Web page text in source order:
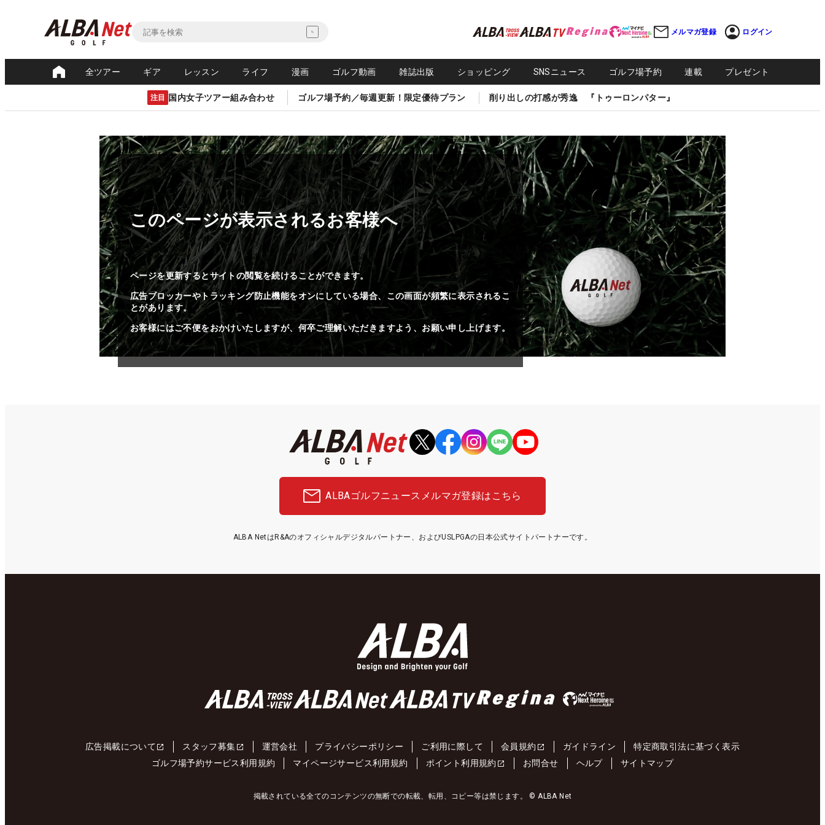
メルマガ登録 ログイン
全ツアー ギア レッスン ライフ 漫画 ゴルフ動画 雑誌出版 ショッピング SNSニュース ゴルフ場予約 連載 プレゼント
注目 国内女子ツアー組み合わせ ゴルフ場予約／毎週更新！限定優待プラン 削り出しの打感が秀逸 『トゥーロンパター』
このページが表示されるお客様へ
ページを更新するとサイトの閲覧を続けることができます。
広告ブロッカーやトラッキング防止機能をオンにしている場合、この画面が頻繁に表示されるこ
とがあります。
お客様にはご不便をおかけいたしますが、何卒ご理解いただきますよう、お願い申し上げます。
ALBAゴルフニュース メルマガ登録はこちら
ALBA NetはR&Aのオフィシャルデジタルパートナー、およびUSLPGAの日本公式サイトパートナーです。
広告掲載について スタッフ募集 運営会社 プライバシーポリシー ご利用に際して 会員規約 ガイドライン
特定商取引法に基づく表示
ゴルフ場予約サービス利用規約
マイページサービス利用規約 ポイント利用規約 お問合せ ヘルプ サイトマップ
掲載されている全てのコンテンツの無断での転載、転用、コピー等は禁じます。 © ALBA Net